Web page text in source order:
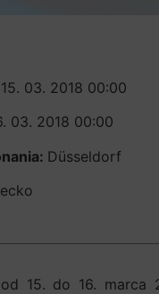
15. 03. 2018 00:00
03. 2018 00:00
Düsseldorf
15. do 16. marca